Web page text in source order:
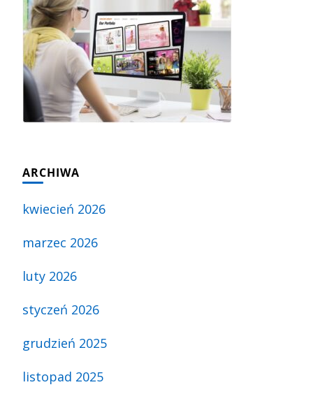
ARCHIWA
kwiecień 2026
marzec 2026
luty 2026
styczeń 2026
grudzień 2025
listopad 2025